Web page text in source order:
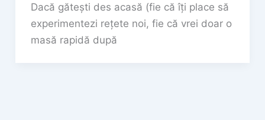
Dacă gătești des acasă (fie că îți place să
experimentezi rețete noi, fie că vrei doar o
masă rapidă după